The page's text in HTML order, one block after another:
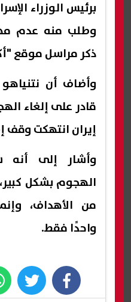
برئيس الوزراء
وطلب منه عدم
ذكر مراسل موقع
وأضاف أن نتنياهو
قادر على إلغاء
إيران انتهكت وقف
وأشار إلى
الهجوم بشكل
من الأهداف،
واحدًا فقط.
facebook
twitter